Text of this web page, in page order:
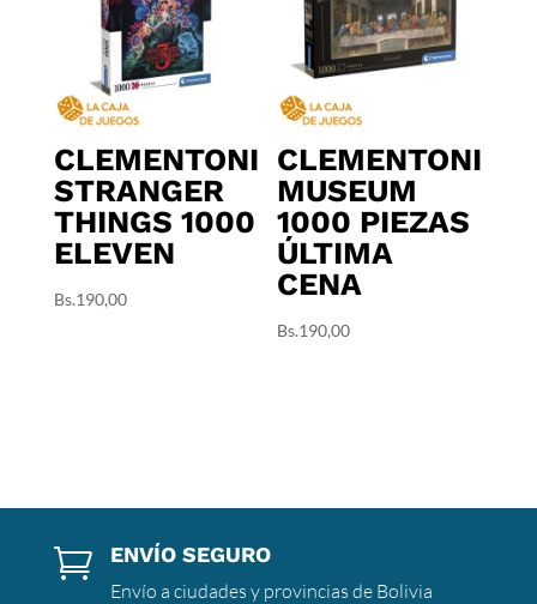
CLEMENTONI
STRANGER
THINGS 1000
ELEVEN
Bs.190,00
CLEMENTONI
MUSEUM
1000 PIEZAS
ÚLTIMA
CENA
Bs.190,00
 ENVÍO SEGURO
Envío a ciudades y provincias de Bolivia